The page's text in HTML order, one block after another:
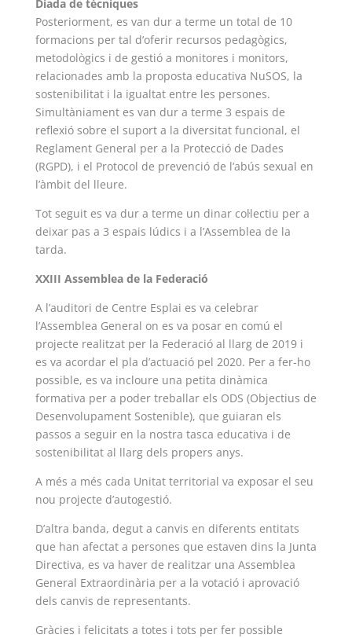
Diada de tècniques
Posteriorment, es van dur a terme un total de 10
formacions per tal d’oferir recursos pedagògics,
metodològics i de gestió a monitores i monitors,
relacionades amb la proposta educativa NuSOS, la
sostenibilitat i la igualtat entre les persones.
Simultàniament es van dur a terme 3 espais de
reflexió sobre el suport a la diversitat funcional, el
Reglament General per a la Protecció de Dades
(RGPD), i el Protocol de prevenció de l’abús sexual en
l’àmbit del lleure.
Tot seguit es va dur a terme un dinar col·lectiu per a
deixar pas a 3 espais lúdics i a l’Assemblea de la
tarda.
XXIII Assemblea de la Federació
A l’auditori de Centre Esplai es va celebrar
l’Assemblea General on es va posar en comú el
projecte realitzat per la Federació al llarg de 2019 i
es va acordar el pla d’actuació pel 2020. Per a fer-ho
possible, es va incloure una petita dinàmica
formativa per a poder treballar els ODS (Objectius de
Desenvolupament Sostenible), que guiaran els
passos a seguir en la nostra tasca educativa i de
sostenibilitat al llarg dels propers anys.
A més a més cada Unitat territorial va exposar el seu
nou projecte d’autogestió.
D’altra banda, degut a canvis en diferents entitats
que han afectat a persones que estaven dins la Junta
Directiva, es va haver de realitzar una Assemblea
General Extraordinària per a la votació i aprovació
dels canvis de representants.
Gràcies i felicitats a totes i tots per fer possible